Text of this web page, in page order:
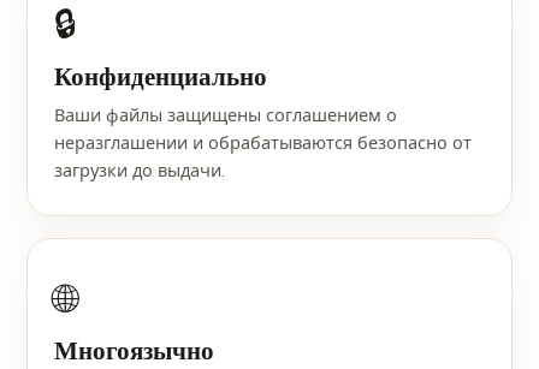
🔒
Конфиденциально
Ваши файлы защищены соглашением о
неразглашении и обрабатываются безопасно от
загрузки до выдачи.
🌐
Многоязычно